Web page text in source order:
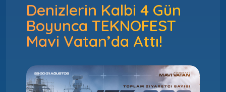
Denizlerin Kalbi 4 Gün
Boyunca TEKNOFEST
Mavi Vatan’da Attı!